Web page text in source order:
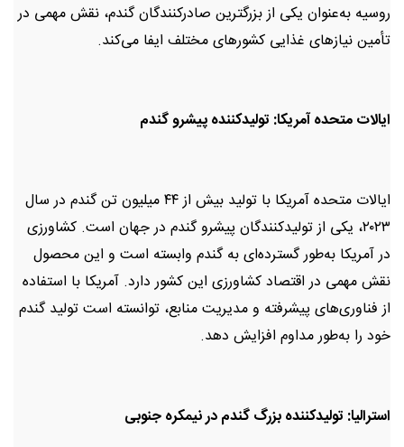
روسیه به‌عنوان یکی از بزرگترین صادرکنندگان گندم، نقش مهمی در
تأمین نیازهای غذایی کشورهای مختلف ایفا می‌کند.
ایالات متحده آمریکا: تولیدکننده پیشرو گندم
ایالات متحده آمریکا با تولید بیش از ۴۴ میلیون تن گندم در سال
۲۰۲۳، یکی از تولیدکنندگان پیشرو گندم در جهان است. کشاورزی
در آمریکا به‌طور گسترده‌ای به گندم وابسته است و این محصول
نقش مهمی در اقتصاد کشاورزی این کشور دارد. آمریکا با استفاده
از فناوری‌های پیشرفته و مدیریت منابع، توانسته است تولید گندم
خود را به‌طور مداوم افزایش دهد.
استرالیا: تولیدکننده بزرگ گندم در نیمکره جنوبی